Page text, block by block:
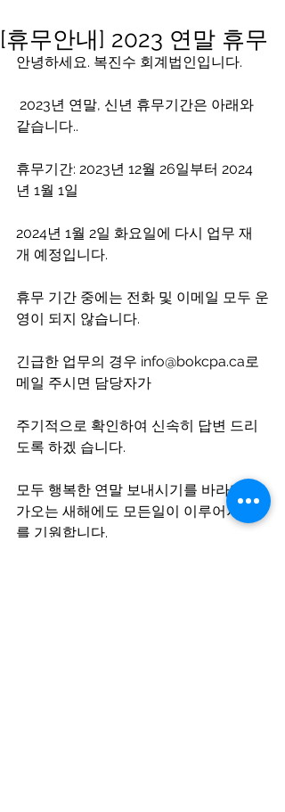
[휴무안내] 2023 연말 휴무
안녕하세요. 복진수 회계법인입니다.
2023년 연말, 신년 휴무기간은 아래와
같습니다..
휴무기간: 2023년 12월 26일부터 2024
년 1월 1일
2024년 1월 2일 화요일에 다시 업무 재
개 예정입니다.
휴무 기간 중에는 전화 및 이메일 모두 운
영이 되지 않습니다.
긴급한 업무의 경우 info@bokcpa.ca로
메일 주시면 담당자가
주기적으로 확인하여 신속히 답변 드리
도록 하겠 습니다.
모두 행복한 연말 보내시기를 바라며 다
가오는 새해에도 모든일이 이루어지기
를 기원합니다.